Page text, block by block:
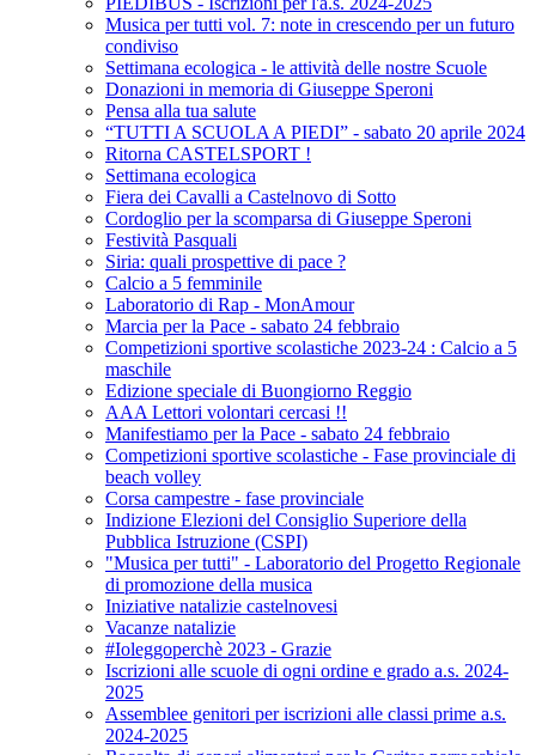
Musica per tutti vol. 7: note in crescendo per un futuro
condiviso
Settimana ecologica - le attività delle nostre Scuole
Donazioni in memoria di Giuseppe Speroni
Pensa alla tua salute
“TUTTI A SCUOLA A PIEDI” - sabato 20 aprile 2024
Ritorna CASTELSPORT !
Settimana ecologica
Fiera dei Cavalli a Castelnovo di Sotto
Cordoglio per la scomparsa di Giuseppe Speroni
Festività Pasquali
Siria: quali prospettive di pace ?
Calcio a 5 femminile
Laboratorio di Rap - MonAmour
Marcia per la Pace - sabato 24 febbraio
Competizioni sportive scolastiche 2023-24 : Calcio a 5
maschile
Edizione speciale di Buongiorno Reggio
AAA Lettori volontari cercasi !!
Manifestiamo per la Pace - sabato 24 febbraio
Competizioni sportive scolastiche - Fase provinciale di
beach volley
Corsa campestre - fase provinciale
Indizione Elezioni del Consiglio Superiore della
Pubblica Istruzione (CSPI)
"Musica per tutti" - Laboratorio del Progetto Regionale
di promozione della musica
Iniziative natalizie castelnovesi
Vacanze natalizie
#Ioleggoperchè 2023 - Grazie
Iscrizioni alle scuole di ogni ordine e grado a.s. 2024-
2025
Assemblee genitori per iscrizioni alle classi prime a.s.
2024-2025